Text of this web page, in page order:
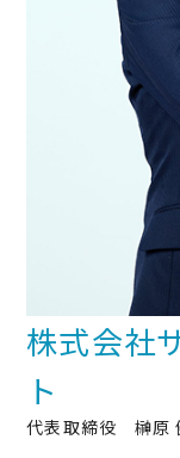
株式会社
ト
代表取締役 榊原